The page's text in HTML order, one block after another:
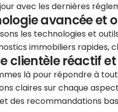
avec les dernières
avancée et
les technologies et
immobiliers rapides,
clientèle réactif
là pour répondre à
claires sur chaque
des recommandations